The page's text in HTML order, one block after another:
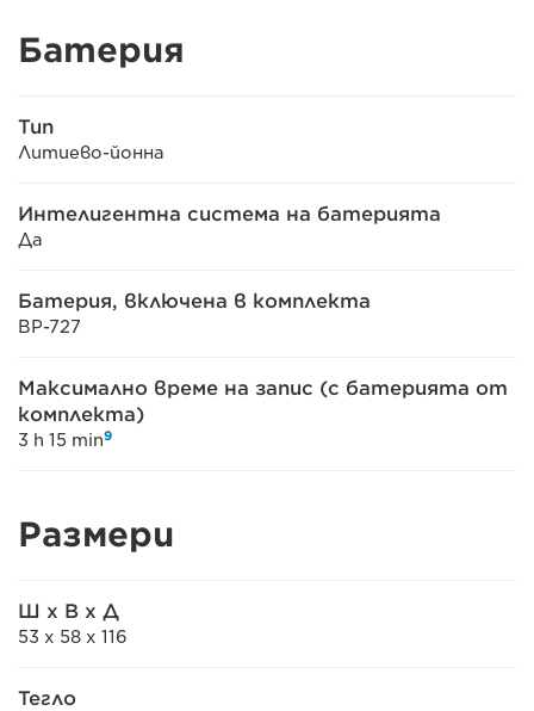
Батерия
Тип
Литиево-йонна
Интелигентна система на батерията
Да
Батерия, включена в комплекта
BP-727
Максимално време на запис (с батерията от
комплекта)
3 h 15 min9
Размери
Ш x В x Д
53 x 58 x 116
Тегло